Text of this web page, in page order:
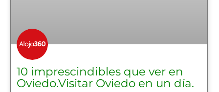
10 imprescindibles que ver en
Oviedo.Visitar Oviedo en un día.